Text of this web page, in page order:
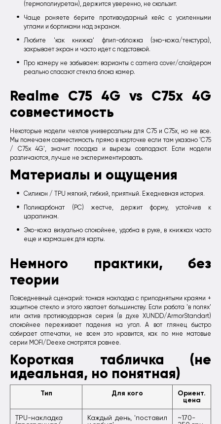
(термополиуретан), держится уверенно, не скользит.
Чаще роняете берите противоударный кейс с усиленными
углами и бортиками над экраном.
Любите 'как книжка' флип-обложка (эко-кожа/текстура),
закрывает экран и часто идет с подставкой.
Про камеру не забываем: варианты с camera cover/слайдером
реально спасают стекла блока камер.
Realme C75 4G vs C75x 4G
совместимость
Некоторые модели чехлов универсальны для C75 и C75x, но не все.
Мы помечаем совместимость прямо в карточке если там указано 'C75
/ C75x 4G', значит посадка и вырезы совпадают. Если модели
различаются, лучше не экспериментировать.
Материалы и ощущения
Силикон / TPU мягкий, гибкий, приятный. Ежедневная история.
Поликарбонат (PC) жестче, держит форму, устойчив к
царапинам.
Эко-кожа визуально спокойнее, удобна в руке, в книжках часто
еще и кармашек для карты.
Немного практики, без
теории
Повседневный сценарий: тонкая накладка с приподнятыми краями +
защитное стекло и этого хватает большинству. Если работа 'в полях'
или актив противоударная серия (в духе XUNDD/ArmorStandart)
спокойнее переживает падения на угол. А вот глянец быстро
собирает отпечатки, не всем это нравится, как по мне матовые
серии MOFI/Deexe смотрятся ровнее.
Короткая табличка (не
идеальная, но понятная)
Тип Для кого
Ориент.
цена
TPU-накладка
Каждый день, 'поставил
~170-